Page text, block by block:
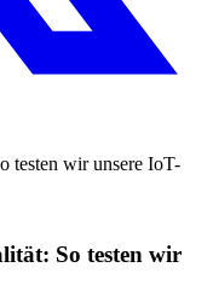
So testen wir